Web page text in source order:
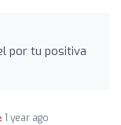
por tu positiva
1 year ago